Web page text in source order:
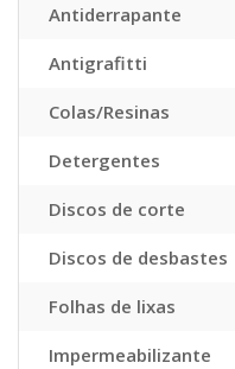
Antiderrapante
Antigrafitti
Colas/Resinas
Detergentes
Discos de corte
Discos de desbastes
Folhas de lixas
Impermeabilizante